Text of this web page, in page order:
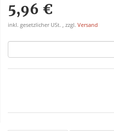
5,96 €
inkl. gesetzlicher USt. , zzgl. Versand